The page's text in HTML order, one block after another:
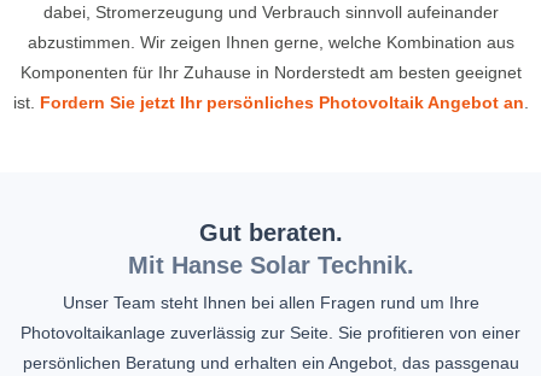
dabei, Stromerzeugung und Verbrauch sinnvoll aufeinander
abzustimmen. Wir zeigen Ihnen gerne, welche Kombination aus
Komponenten für Ihr Zuhause in Norderstedt am besten geeignet
ist. Fordern Sie jetzt Ihr persönliches Photovoltaik Angebot an
Gut beraten.
Mit Hanse Solar Technik.
Unser Team steht Ihnen bei allen Fragen rund um Ihre
Photovoltaikanlage zuverlässig zur Seite. Sie profitieren von einer
persönlichen Beratung und erhalten ein Angebot, das passgenau